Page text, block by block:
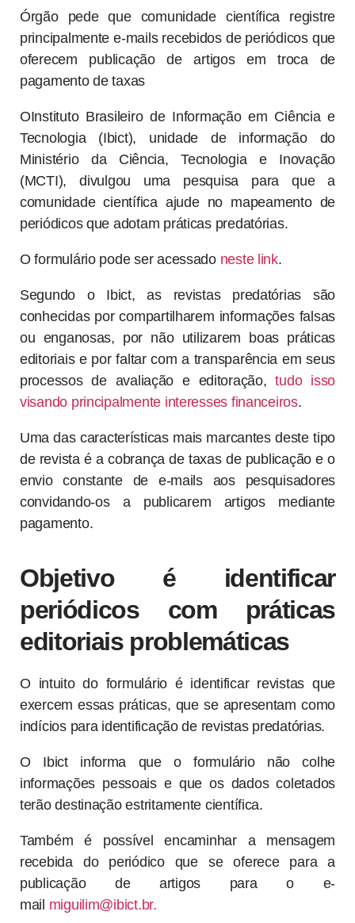
Órgão pede que comunidade científica registre
principalmente e-mails recebidos de periódicos que
oferecem publicação de artigos em troca de
pagamento de taxas
OInstituto Brasileiro de Informação em Ciência e
Tecnologia (Ibict), unidade de informação do
Ministério da Ciência, Tecnologia e Inovação
(MCTI), divulgou uma pesquisa para que a
comunidade científica ajude no mapeamento de
periódicos que adotam práticas predatórias.
O formulário pode ser acessado neste link.
Segundo o Ibict, as revistas predatórias são
conhecidas por compartilharem informações falsas
ou enganosas, por não utilizarem boas práticas
editoriais e por faltar com a transparência em seus
processos de avaliação e editoração,tudo isso
visando principalmente interesses financeiros.
Uma das características mais marcantes deste tipo
de revista é a cobrança de taxas de publicação e o
envio constante de e-mails aos pesquisadores
convidando-os a publicarem artigos mediante
pagamento.
Objetivo é identificar
periódicos com práticas
editoriais problemáticas
O intuito do formulário é identificar revistas que
exercem essas práticas, que se apresentam como
indícios para identificação de revistas predatórias.
O Ibict informa que o formulário não colhe
informações pessoais e que os dados coletados
terão destinação estritamente científica.
Também é possível encaminhar a mensagem
recebida do periódico que se oferece para a
publicação de artigos para o e-
mail miguilim@ibict.br.